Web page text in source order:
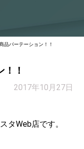
品パーテーション！！
！
2017年10月27日
タWeb店です。